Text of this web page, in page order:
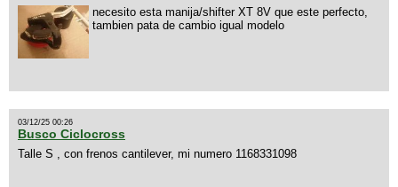
necesito esta manija/shifter XT 8V que este perfecto,
tambien pata de cambio igual modelo
03/12/25 00:26
Busco Ciclocross
Talle S , con frenos cantilever, mi numero 1168331098